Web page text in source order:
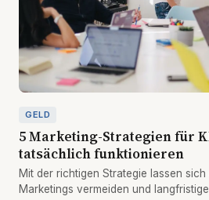
GELD
5 Marketing-Strategien für
tatsächlich funktionieren
Mit der richtigen Strategie lassen
Marketings vermeiden und